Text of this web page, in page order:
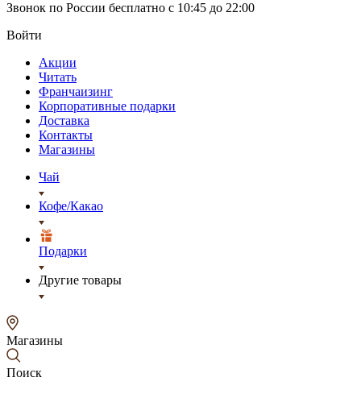
Звонок по России бесплатно c 10:45 до 22:00
Войти
Акции
Читать
Франчаизинг
Корпоративные подарки
Доставка
Контакты
Магазины
Чай
Кофе/Какао
Подарки
Другие товары
Магазины
Поиск